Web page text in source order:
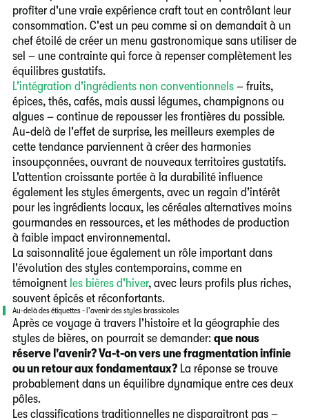
profiter d'une vraie expérience craft tout en contrôlant leur
consommation. C'est un peu comme si on demandait à un
chef étoilé de créer un menu gastronomique sans utiliser de
sel – une contrainte qui force à repenser complètement les
équilibres gustatifs.
L'intégration d'ingrédients non conventionnels– fruits,
épices, thés, cafés, mais aussi légumes, champignons ou
algues – continue de repousser les frontières du possible.
Au-delà de l'effet de surprise, les meilleurs exemples de
cette tendance parviennent à créer des harmonies
insoupçonnées, ouvrant de nouveaux territoires gustatifs.
L'attention croissante portée à la durabilité influence
également les styles émergents, avec un regain d'intérêt
pour les ingrédients locaux, les céréales alternatives moins
gourmandes en ressources, et les méthodes de production
à faible impact environnemental.
La saisonnalité joue également un rôle important dans
l'évolution des styles contemporains, comme en
témoignent les bières d'hiver, avec leurs profils plus riches,
souvent épicés et réconfortants.
Au-delà des étiquettes - l'avenir des styles brassicoles
Après ce voyage à travers l'histoire et la géographie des
styles de bières, on pourrait se demander: que nous
réserve l'avenir? Va-t-on vers une fragmentation infinie
ou un retour aux fondamentaux?La réponse se trouve
probablement dans un équilibre dynamique entre ces deux
pôles.
Les classifications traditionnelles ne disparaîtront pas –